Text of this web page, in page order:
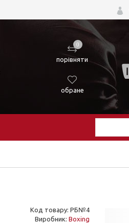
0
порівняти
обране
Код товару: РБ№4
Виробник: Boxing